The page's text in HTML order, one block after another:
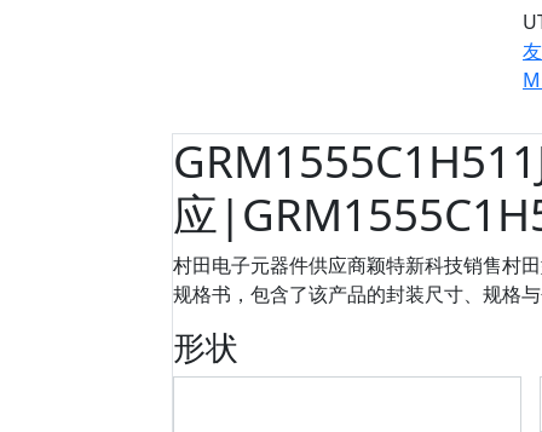
应
村田电子元器件供应商颖特新科技销售村
规格书，包含了该产品的封装尺寸、规格
形状